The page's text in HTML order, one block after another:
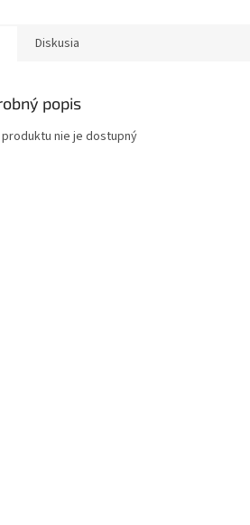
Diskusia
popis
nie je dostupný